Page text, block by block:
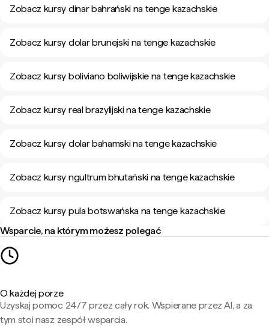
Zobacz kursy dinar bahrański na tenge kazachskie
Zobacz kursy dolar brunejski na tenge kazachskie
Zobacz kursy boliviano boliwijskie na tenge kazachskie
Zobacz kursy real brazylijski na tenge kazachskie
Zobacz kursy dolar bahamski na tenge kazachskie
Zobacz kursy ngultrum bhutański na tenge kazachskie
Zobacz kursy pula botswańska na tenge kazachskie
Wsparcie, na którym możesz polegać
O każdej porze
Uzyskaj pomoc 24/7 przez cały rok. Wspierane przez AI, a za
tym stoi nasz zespół wsparcia.